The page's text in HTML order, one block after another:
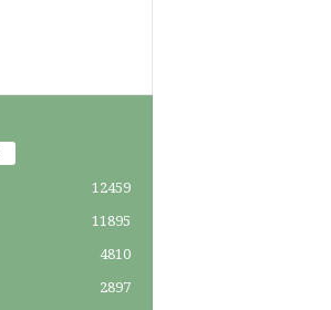
12459
11895
4810
2897